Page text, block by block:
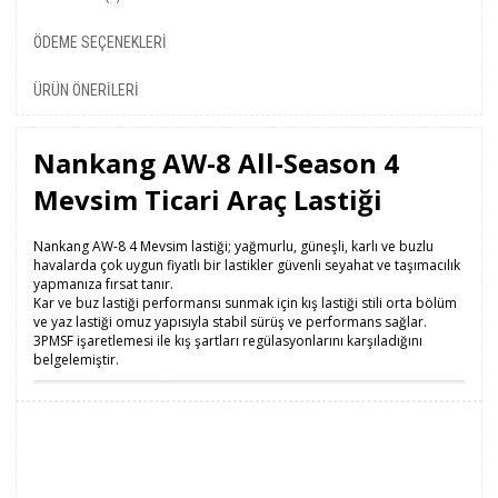
ÖDEME SEÇENEKLERI
ÜRÜN ÖNERILERI
Nankang AW-8 All-Season 4
Mevsim Ticari Araç Lastiği
Nankang AW-8 4 Mevsim lastiği; yağmurlu, güneşli, karlı ve buzlu
havalarda çok uygun fiyatlı bir lastikler güvenli seyahat ve taşımacılık
yapmanıza fırsat tanır.
Kar ve buz lastiği performansı sunmak için kış lastiği stili orta bölüm
ve yaz lastiği omuz yapısıyla stabil sürüş ve performans sağlar.
3PMSF işaretlemesi ile kış şartları regülasyonlarını karşıladığını
belgelemiştir.